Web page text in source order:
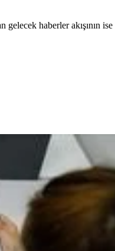
haberler akışının